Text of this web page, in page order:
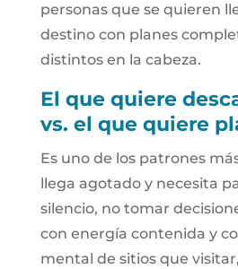
personas que se quieren
destino con planes
distintos en la cabeza.
El que quiere
vs. el que quiere
Es uno de los patrones
llega agotado y necesita
silencio, no tomar
con energía contenida y
mental de sitios que